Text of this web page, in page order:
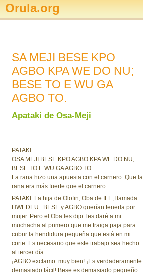
Orula.org
SA MEJI BESE KPO
AGBO KPA WE DO NU;
BESE TO E WU GA
AGBO TO.
Apataki de Osa-Meji
PATAKI
OSA MEJI BESE KPO AGBO KPA WE DO NU;
BESE TO E WU GA AGBO TO.
La rana hizo una apuesta con el carnero. Que la
rana era más fuerte que el carnero.
PATAKI. La hija de Olofin, Oba de IFE, llamada
HWEDEU. BESE y AGBO querían tenerla por
mujer. Pero el Oba les dijo: les daré a mi
muchacha al primero que me traiga paja para
cubrir la hendidura pequeña que está en mi
corte. Es necesario que este trabajo sea hecho
al tercer día.
¡AGBO exclamo: muy bien! ¡Es verdaderamente
demasiado fácil! Bese es demasiado pequeño